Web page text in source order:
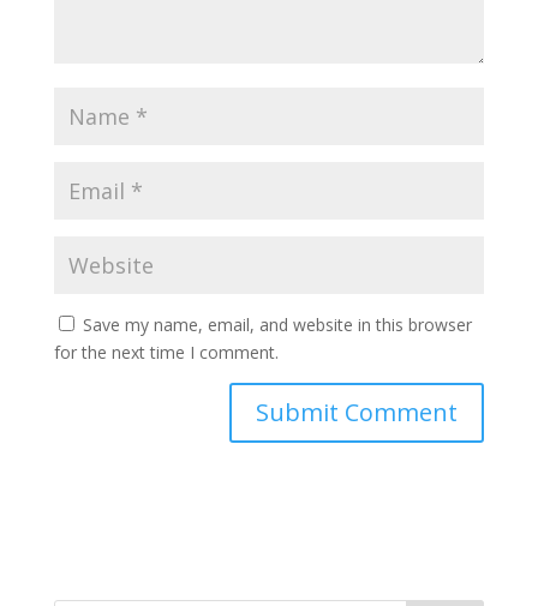
Save my name, email, and website in this browser
for the next time I comment.